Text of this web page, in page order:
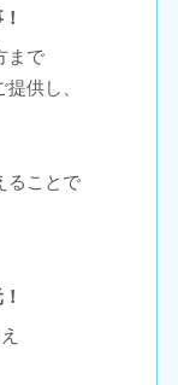
まで
供し、
ることで